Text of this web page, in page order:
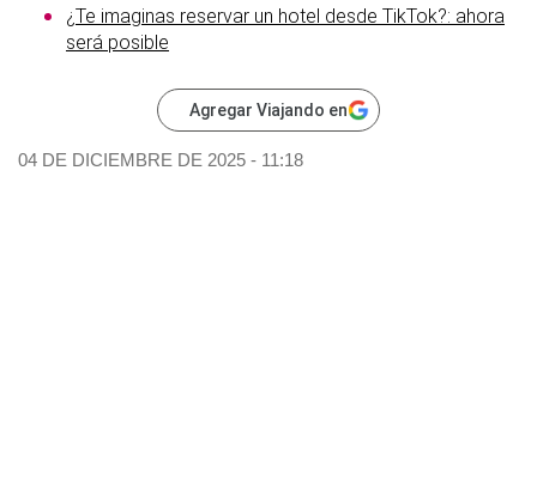
¿Te imaginas reservar un hotel desde TikTok?: ahora
será posible
Agregar Viajando en
04 DE DICIEMBRE DE 2025 - 11:18